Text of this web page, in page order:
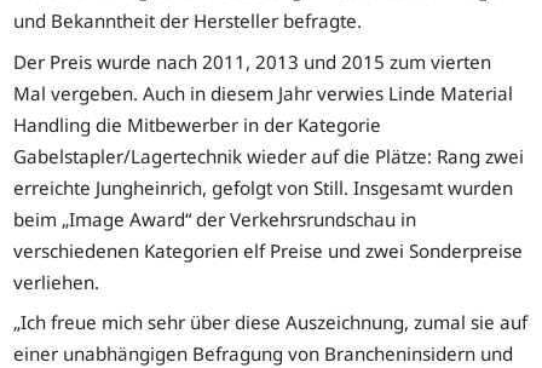
und Bekanntheit der Hersteller befragte.
Der Preis wurde nach 2011, 2013 und 2015 zum vierten
Mal vergeben. Auch in diesem Jahr verwies Linde Material
Handling die Mitbewerber in der Kategorie
Gabelstapler/Lagertechnik wieder auf die Plätze: Rang zwei
erreichte Jungheinrich, gefolgt von Still. Insgesamt wurden
beim „Image Award“ der Verkehrsrundschau in
verschiedenen Kategorien elf Preise und zwei Sonderpreise
verliehen.
„Ich freue mich sehr über diese Auszeichnung, zumal sie auf
einer unabhängigen Befragung von Brancheninsidern und